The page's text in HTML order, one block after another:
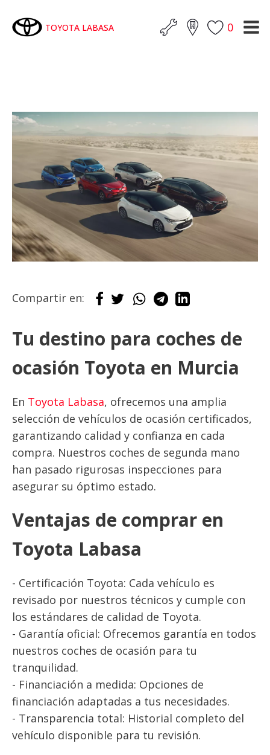
TOYOTA LABASA 0
Compartir en:
Tu destino para coches de
ocasión Toyota en Murcia
En Toyota Labasa, ofrecemos una amplia
selección de vehículos de ocasión certificados,
garantizando calidad y confianza en cada
compra. Nuestros coches de segunda mano
han pasado rigurosas inspecciones para
asegurar su óptimo estado.
Ventajas de comprar en
Toyota Labasa
- Certificación Toyota: Cada vehículo es
revisado por nuestros técnicos y cumple con
los estándares de calidad de Toyota.
- Garantía oficial: Ofrecemos garantía en todos
nuestros coches de ocasión para tu
tranquilidad.
- Financiación a medida: Opciones de
financiación adaptadas a tus necesidades.
- Transparencia total: Historial completo del
vehículo disponible para tu revisión.